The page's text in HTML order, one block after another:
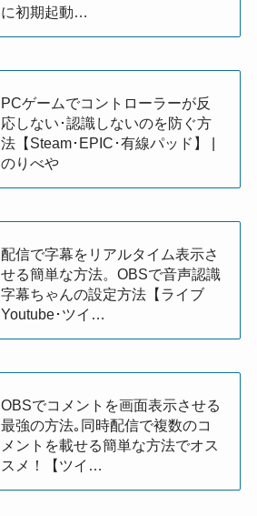
に初期起動…
PCゲームでコントローラーが反
応しない･認識しないのを防ぐ方
法【Steam･EPIC･有線パッド】 |
のりべや
配信で字幕をリアルタイム表示さ
せる簡単な方法。OBSで音声認識
字幕ちゃんの設定方法【ライブ
Youtube･ツイ…
OBSでコメントを画面表示させる
最強の方法｡同時配信で複数のコ
メントを載せる簡単な方法でオス
スメ！【ツイ…